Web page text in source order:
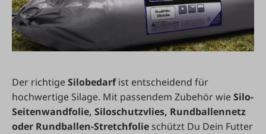
Der richtigeSilobedarfist entscheidend für
hochwertige Silage. Mit passendem Zubehör wieSilo-
Seitenwandfolie, Siloschutzvlies, Rundballennetz
oder Rundballen-Stretchfolie schützt Du Dein Futter